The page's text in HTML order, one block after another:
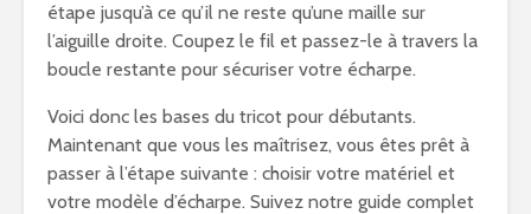
étape jusqu’à ce qu’il ne reste qu’une maille sur
l’aiguille droite. Coupez le fil et passez-le à travers la
boucle restante pour sécuriser votre écharpe.
Voici donc les bases du tricot pour débutants.
Maintenant que vous les maîtrisez, vous êtes prêt à
passer à l’étape suivante : choisir votre matériel et
votre modèle d’écharpe. Suivez notre guide complet